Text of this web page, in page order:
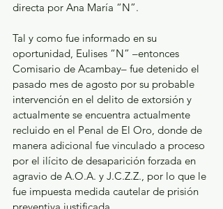
directa por Ana María “N”.
Tal y como fue informado en su
oportunidad, Eulises “N” –entonces
Comisario de Acambay– fue detenido el
pasado mes de agosto por su probable
intervención en el delito de extorsión y
actualmente se encuentra actualmente
recluido en el Penal de El Oro, donde de
manera adicional fue vinculado a proceso
por el ilícito de desaparición forzada en
agravio de A.O.A. y J.C.Z.Z., por lo que le
fue impuesta medida cautelar de prisión